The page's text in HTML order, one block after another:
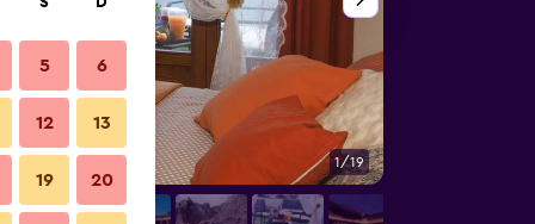
1/19
5 6
12 13
19 20